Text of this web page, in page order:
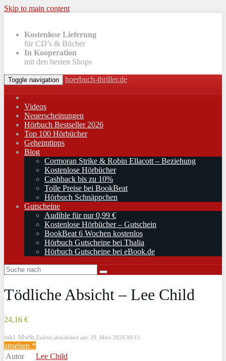
Skip to main content
Kostenlose Lieferung
für CD’s & Bücher
In Kooperation
mit den besten Shops
Toggle navigation hoerbuch-thriller.de
Videos
Neuerscheinungen
Hörbuch Bestseller 2026
Top 100 Hörbücher
Geheimtipps
Blog
Cormoran Strike & Robin Ellacott – Beziehung
Kostenlose Hörbücher
Cashback bis zu 10%
Tolle Preise bei BookBeat
Hörbuch Schnäppchen
Gutscheine
Audible für nur 0,99 €
Kostenlose Hörbücher – Gutschein
BookBeat 6 Wochen kostenlos
Hörbuch Gutscheine bei Thalia
Hörbuch Gutscheine bei eBook.de
Tödliche Absicht – Lee Child
24,16 €
inkl. MwSt. Zuletzt aktualisiert am: 29. März 2026 08:11
ansehen *
Autor
Lee Child